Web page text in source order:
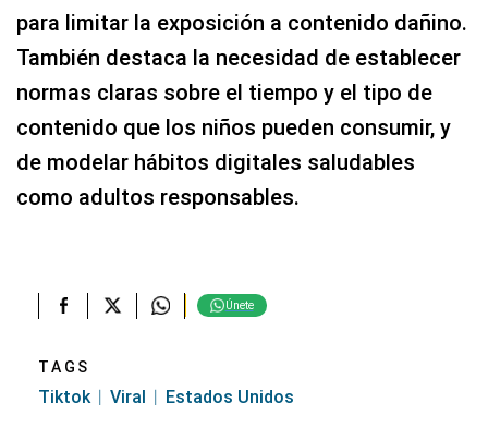
para limitar la exposición a contenido dañino.
También destaca la necesidad de establecer
normas claras sobre el tiempo y el tipo de
contenido que los niños pueden consumir, y
de modelar hábitos digitales saludables
como adultos responsables.
Únete
TAGS
Tiktok Viral Estados Unidos